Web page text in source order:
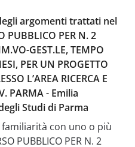
argomenti trattati nel
PUBBLICO PER N. 2
GEST.LE, TEMPO
PER UN PROGETTO
L’AREA RICERCA E
PARMA - Emilia
Studi di Parma
con uno o più
PUBBLICO PER N. 2